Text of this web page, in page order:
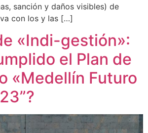
sanción y daños visibles) de
con los y las […]
«Indi-gestión»:
el Plan de
«Medellín Futuro